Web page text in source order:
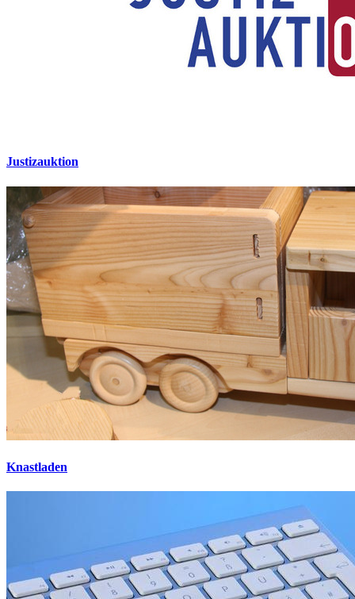
RechtSpecial - Schiedsleute helfen Streit schlichten!
Justizauktion
Knastladen